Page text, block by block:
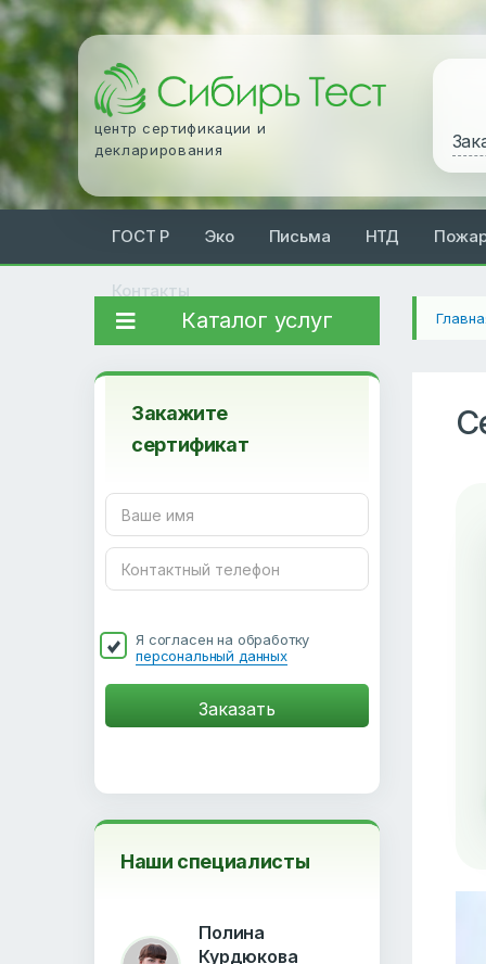
центр сертификации и
декларирования
ГОСТ Р Эко Письма НТД
Контакты
Каталог услуг
Закажите
сертификат
Я согласен на обработку
персональный данных
Наши специалисты
Полина
Курдюкова